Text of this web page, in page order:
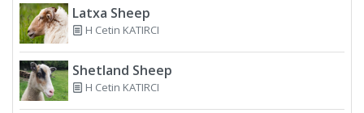
Latxa Sheep
H Cetin KATIRCI
Shetland Sheep
H Cetin KATIRCI